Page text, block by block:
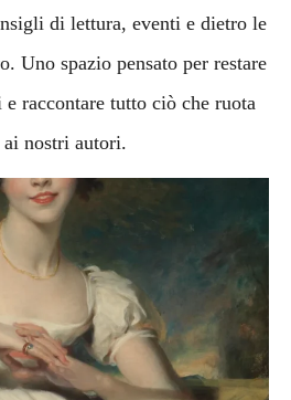
di lettura, eventi e dietro le
Uno spazio pensato per restare
raccontare tutto ciò che ruota
nostri autori.